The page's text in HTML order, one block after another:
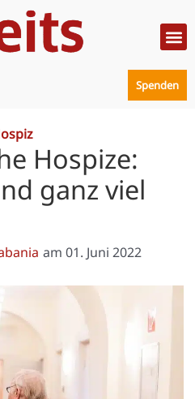
Spenden
Hospize:
ganz viel
am 01. Juni 2022